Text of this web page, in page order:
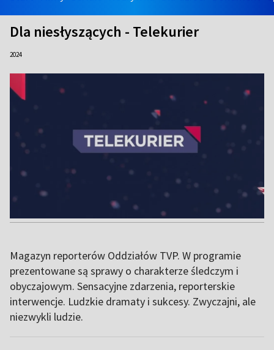
Dla niesłyszących - Telekurier
2024
Magazyn reporterów Oddziałów TVP. W programie
prezentowane są sprawy o charakterze śledczym i
obyczajowym. Sensacyjne zdarzenia, reporterskie
interwencje. Ludzkie dramaty i sukcesy. Zwyczajni, ale
niezwykli ludzie.